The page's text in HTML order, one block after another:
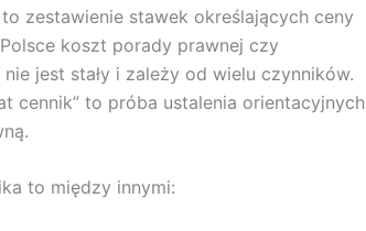
zestawienie stawek określających ceny
koszt porady prawnej czy
jest stały i zależy od wielu czynników.
cennik” to próba ustalenia orientacyjnych
to między innymi: